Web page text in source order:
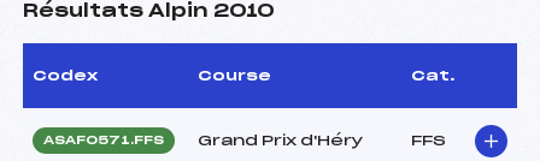
Résultats Alpin 2010
Codex Course Cat.
ASAF0571.FFS Grand Prix d'Héry FFS